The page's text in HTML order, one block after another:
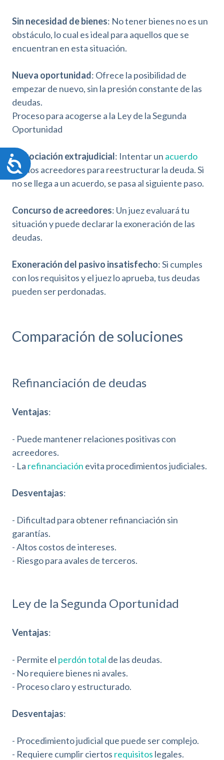
A
c
i
b
i
d
a
d
Sin necesidad de bienes: No tener bienes no es un
obstáculo, lo cual es ideal para aquellos que se
encuentran en esta situación.
Nueva oportunidad: Ofrece la posibilidad de
empezar de nuevo, sin la presión constante de las
deudas.
Proceso para acogerse a la Ley de la Segunda
Oportunidad
Negociación extrajudicial: Intentar un acuerdo
con los acreedores para reestructurar la deuda. Si
no se llega a un acuerdo, se pasa al siguiente paso.
Concurso de acreedores: Un juez evaluará tu
situación y puede declarar la exoneración de las
deudas.
Exoneración del pasivo insatisfecho: Si cumples
con los requisitos y el juez lo aprueba, tus deudas
pueden ser perdonadas.
Comparación de soluciones
Refinanciación de deudas
Ventajas:
- Puede mantener relaciones positivas con
acreedores.
- La refinanciación evita procedimientos judiciales.
Desventajas:
- Dificultad para obtener refinanciación sin
garantías.
- Altos costos de intereses.
- Riesgo para avales de terceros.
Ley de la Segunda Oportunidad
Ventajas:
- Permite el perdón total de las deudas.
- No requiere bienes ni avales.
- Proceso claro y estructurado.
Desventajas:
- Procedimiento judicial que puede ser complejo.
- Requiere cumplir ciertos requisitos legales.